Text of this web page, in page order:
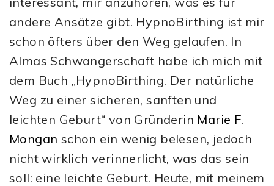
andere Ansätze gibt. HypnoBirthing ist mir
schon öfters über den Weg gelaufen. In
Almas Schwangerschaft habe ich mich mit
dem Buch „HypnoBirthing. Der natürliche
Weg zu einer sicheren, sanften und
leichten Geburt“ von Gründerin Marie F.
Mongan schon ein wenig belesen, jedoch
nicht wirklich verinnerlicht, was das sein
soll: eine leichte Geburt. Heute, mit meinem